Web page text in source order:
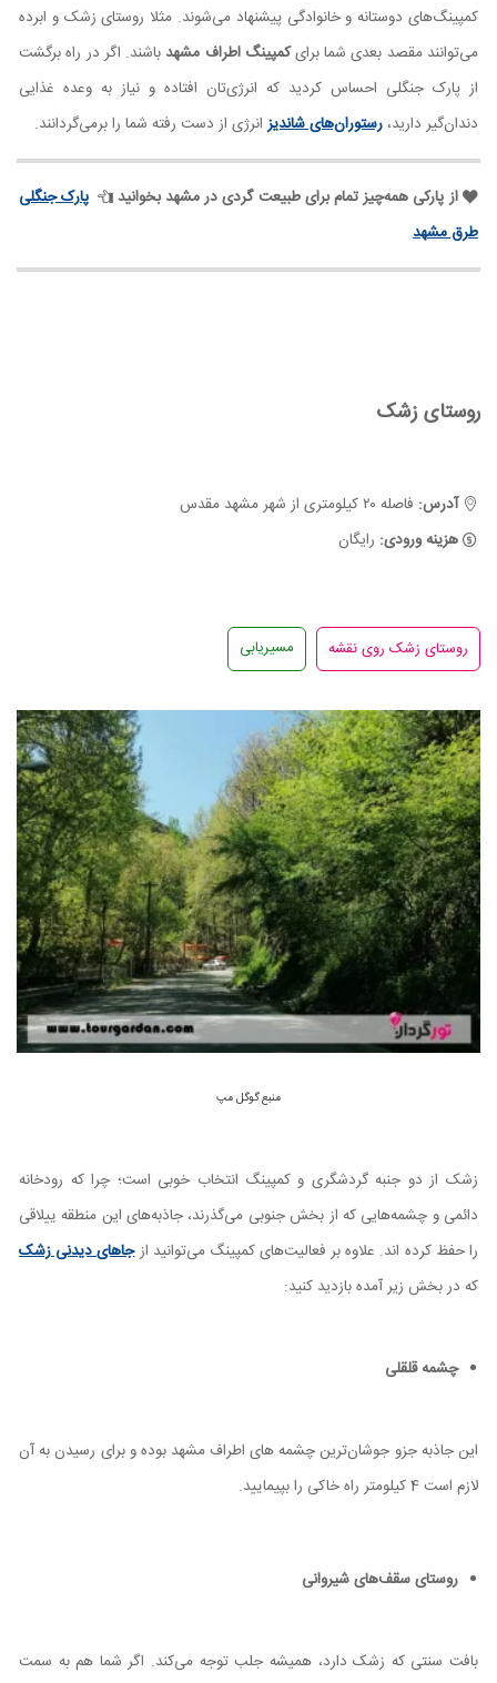
کمپینگ‌های دوستانه و خانوادگی پیشنهاد می‌شوند. مثلا روستای زشک و ابرده
می‌توانند مقصد بعدی شما برایکمپینگ اطراف مشهد باشند. اگر در راه برگشت
از پارک جنگلی احساس کردید که انرژی‌تان افتاده و نیاز به وعده غذایی
دندان‌گیر دارید،رستوران‌های شاندیزانرژی از دست رفته شما را برمی‌گردانند.
از پارکی همه‌چیز تمام برای طبیعت گردی در مشهد بخوانید
‎
پارک جنگلی
طرق مشهد
روستای زشک
آدرس: فاصله ۲۰ کیلومتری از شهر مشهد مقدس
هزینه ورودی: رایگان
مسیریابی
منبع گوگل مپ
زشک از دو جنبه گردشگری و کمپینگ انتخاب خوبی است؛ چرا که رودخانه
دائمی و چشمه‌هایی که از بخش جنوبی می‌گذرند، جاذبه‌های این منطقه ییلاقی
را حفظ کرده اند. علاوه بر فعالیت‌های کمپینگ می‌توانید ازجاهای دیدنی زشک
که در بخش زیر آمده بازدید کنید:
چشمه قلقلی
این جاذبه جزو جوشان‌ترین چشمه های اطراف مشهد بوده و برای رسیدن به آن
لازم است 4 کیلومتر راه خاکی را بپیمایید.
روستای سقف‌های شیروانی
بافت سنتی که زشک دارد، همیشه جلب توجه می‌کند. اگر شما هم به سمت